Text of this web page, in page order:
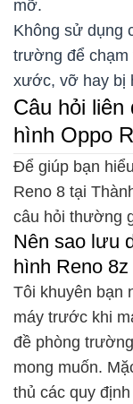
mỡ.
Không sử dụng
trường để chạm
xước, vỡ hay bị
Câu hỏi liên
hình Oppo
Để giúp bạn
Reno 8 tại
câu hỏi thường
Nên sao lưu
hình Reno
Tôi khuyên bạn
máy trước khi
đề phòng
mong muốn.
thủ các quy